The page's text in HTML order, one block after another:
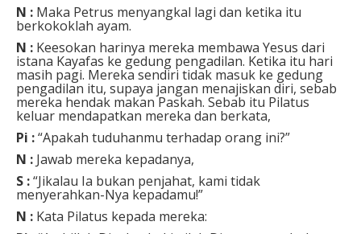
N : Maka Petrus menyangkal lagi dan ketika itu
berkokoklah ayam.
N : Keesokan harinya mereka membawa Yesus dari
istana Kayafas ke gedung pengadilan. Ketika itu hari
masih pagi. Mereka sendiri tidak masuk ke gedung
pengadilan itu, supaya jangan menajiskan diri, sebab
mereka hendak makan Paskah. Sebab itu Pilatus
keluar mendapatkan mereka dan berkata,
Pi :“Apakah tuduhanmu terhadap orang ini?”
N : Jawab mereka kepadanya,
S :“Jikalau Ia bukan penjahat, kami tidak
menyerahkan-Nya kepadamu!”
N : Kata Pilatus kepada mereka: